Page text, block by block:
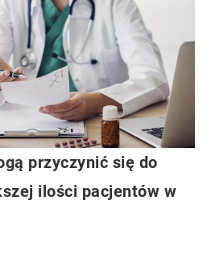
przyczynić się do
ilości pacjentów w